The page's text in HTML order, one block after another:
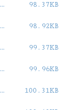
98.37KB
98.92KB
99.37KB
99.96KB
100.31KB